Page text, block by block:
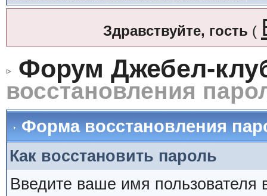
Здравствуйте, гость (
Форум Джебел-
восстановления
Форма восстановления
Как восстановить пароль
Введите ваше имя